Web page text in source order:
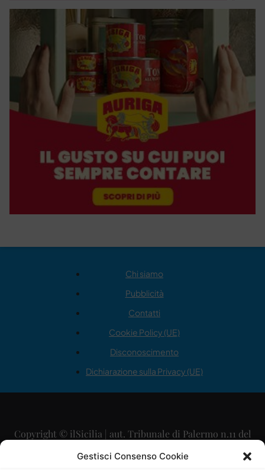
Gestisci Consenso Cookie
Chi siamo
Pubblicità
Contatti
Cookie Policy (UE)
Disconoscimento
Dichiarazione sulla Privacy (UE)
Copyright © ilSicilia | aut. Tribunale di Palermo n.11 del
29/09/2015